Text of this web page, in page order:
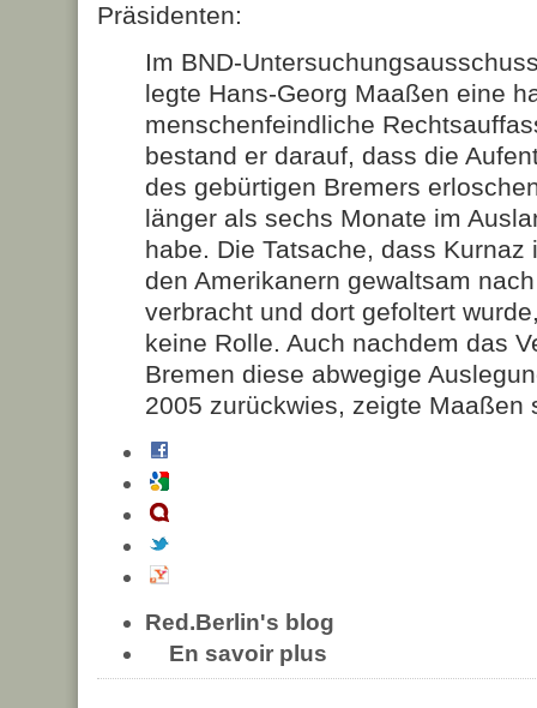
Präsidenten:
Im BND-
legte Hans-Georg Maaßen eine
menschenfeindliche
bestand er darauf, dass die
des gebürtigen Bremers
länger als sechs Monate im
habe. Die Tatsache, dass Kurnaz
den Amerikanern gewaltsam
verbracht und dort gefoltert
keine Rolle. Auch nachdem das
Bremen diese abwegige
2005 zurückwies, zeigte Maaßen
Red.Berlin's blog
En savoir plus